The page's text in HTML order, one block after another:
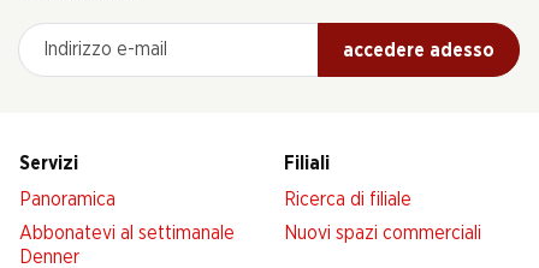
Indirizzo e-mail
accedere adesso
Servizi
Panoramica
Abbonatevi al settimanale
Denner
Filiali
Ricerca di filiale
Nuovi spazi commerciali